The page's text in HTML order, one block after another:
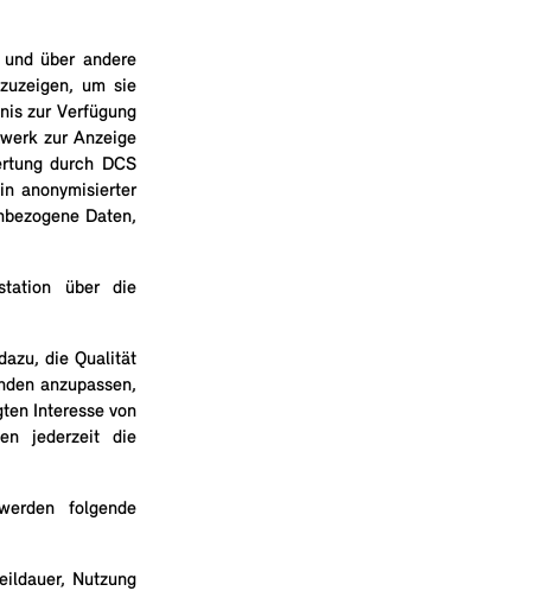
über andere
um sie
zur Verfügung
zur Anzeige
durch DCS
anonymisierter
Daten,
über die
die Qualität
anzupassen,
Interesse von
jederzeit die
folgende
Nutzung